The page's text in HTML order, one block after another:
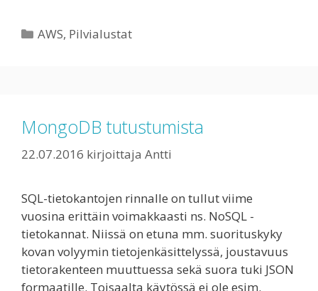
Kategoriat
AWS, Pilvialustat
MongoDB tutustumista
22.07.2016 kirjoittaja Antti
SQL-tietokantojen rinnalle on tullut viime
vuosina erittäin voimakkaasti ns. NoSQL -
tietokannat. Niissä on etuna mm. suorituskyky
kovan volyymin tietojenkäsittelyssä, joustavuus
tietorakenteen muuttuessa sekä suora tuki JSON
formaatille. Toisaalta käytössä ei ole esim.